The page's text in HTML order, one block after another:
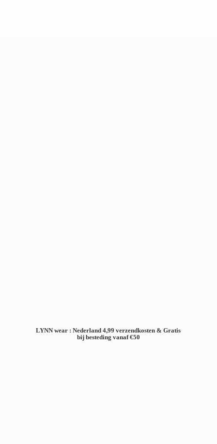
LYNN wear : Nederland 4,99 verzendkosten & Gratis
bij besteding vanaf €50